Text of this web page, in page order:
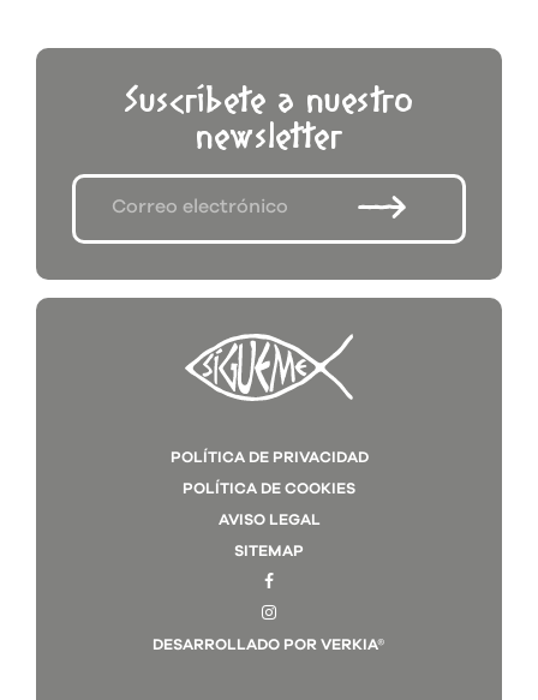
Suscríbete a nuestro
newsletter
POLÍTICA DE PRIVACIDAD
POLÍTICA DE COOKIES
AVISO LEGAL
SITEMAP
DESARROLLADO POR VERKIA®